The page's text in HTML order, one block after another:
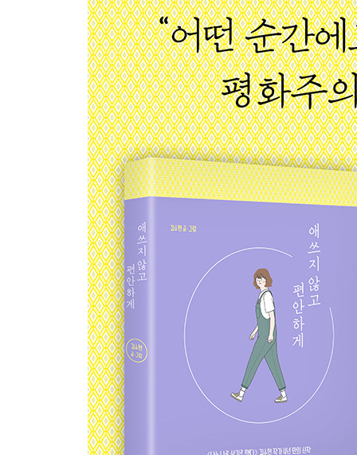
: 타인과 함께한다는 것
쁘띠 또라이에게 관대할 것
호인과 호구의 차이
상대의 마음을 안다는 착각
불편이 불편합니다
어쨌거나 똥은 피하고 봅시다
적어도 쓰리아웃은 하고 체인지합시다
상대의 인격이 나의 가치는 아니다
둔감함이라는 위로
사과는 늦더라도 옳다
손해를 최소화하는 법
4장 쫄지 말고 씩씩하게
: 당당하게 산다는 것
나만 참으면 끝나는 일은 없어요
신념도 수정이 가능합니다
돈 버는 건 더럽고 치사한 일이 아니다
불안 금지
나부터 신경을 끕시다
힘 좀 빼고 갑시다
그냥 해보고 싶은 일을 그냥 해보기